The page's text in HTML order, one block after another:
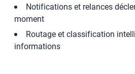
Notifications et relances
moment
Routage et classification
informations